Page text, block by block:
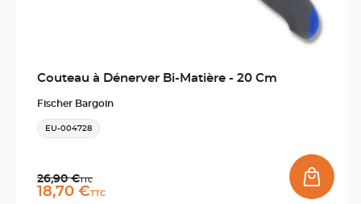
Couteau à Dénerver Bi-Matière - 20 Cm
Fischer Bargoin
EU-004728
Prix normal
26,90 €TTC
Prix promo
18,70 €TTC